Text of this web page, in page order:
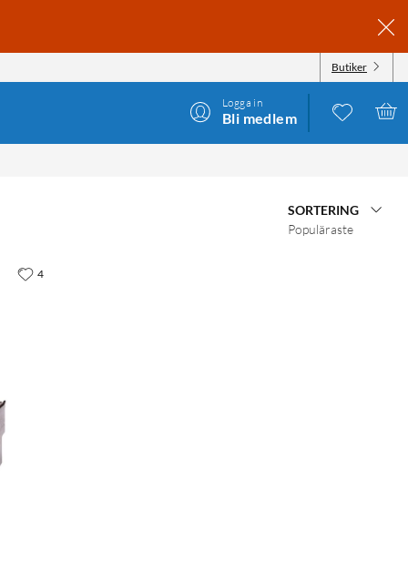
Butiker
Logga in
Bli medlem
SORTERING
Populäraste
4